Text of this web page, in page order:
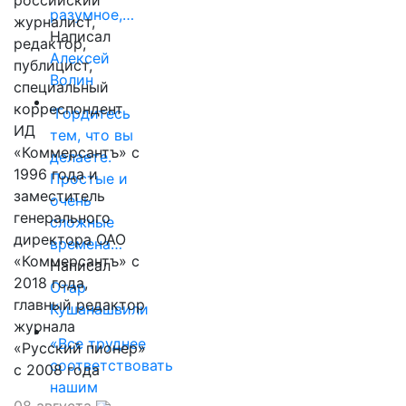
разумное,…
Написал
Алексей
Волин
"Гордитесь
тем, что вы
делаете.
Простые и
очень
сложные
времена…
Написал
Отар
Кушанашвили
«Все труднее
соответствовать
нашим
журналист,
редактор,
публицист,
специальный
корреспондент
ИД
«Коммерсантъ» с
1996 года и
заместитель
генерального
директора ОАО
«Коммерсантъ» с
2018 года,
главный редактор
журнала
«Русский пионер»
с 2008 года